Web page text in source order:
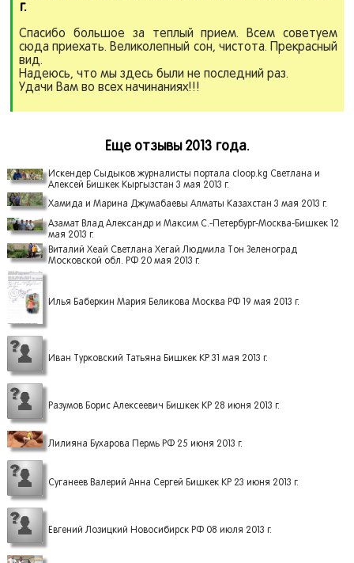
г.
Спасибо большое за теплый прием. Всем советуем
сюда приехать. Великолепный сон, чистота. Прекрасный
вид.
Надеюсь, что мы здесь были не последний раз.
Удачи Вам во всех начинаниях!!!
Еще отзывы 2013 года.
Искендер Сыдыков журналисты портала cloop.kg Светлана и
Алексей Бишкек Кыргызстан 3 мая 2013 г.
Хамида и Марина Джумабаевы Алматы Казахстан 3 мая 2013 г.
Азамат Влад Александр и Максим С.-Петербург-Москва-Бишкек 12
мая 2013 г.
Виталий Хеай Светлана Хегай Людмила Тон Зеленоград
Московской обл. РФ 20 мая 2013 г.
Илья Баберкин Мария Беликова Москва РФ 19 мая 2013 г.
Иван Турковский Татьяна Бишкек КР 31 мая 2013 г.
Разумов Борис Алексеевич Бишкек КР 28 июня 2013 г.
Лилияна Бухарова Пермь РФ 25 июня 2013 г.
Суганеев Валерий Анна Сергей Бишкек КР 23 июня 2013 г.
Евгений Лозицкий Новосибирск РФ 08 июля 2013 г.